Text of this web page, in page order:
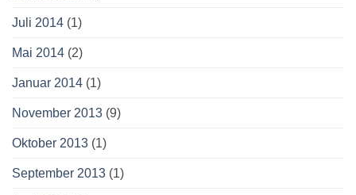
Juli 2014 (1)
Mai 2014 (2)
Januar 2014 (1)
November 2013 (9)
Oktober 2013 (1)
September 2013 (1)